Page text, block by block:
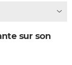
sur son